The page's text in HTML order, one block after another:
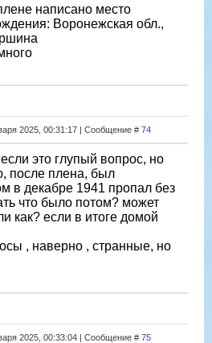
написано место
Воронежская обл.,
2025, 00:31:17 | Сообщение # 74
это глупый вопрос, но
после плена, был
в декабре 1941 пропал без
что было потом? может
как? если в итоге домой
, наверно , странные, но
2025, 00:33:04 | Сообщение # 75